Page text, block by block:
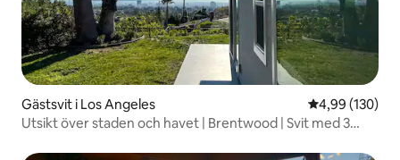
Gästsvit i Los Angeles 4,99 av 5 i
4,99 (130)
Utsikt över staden och havet | Brentwood | Svit med 3